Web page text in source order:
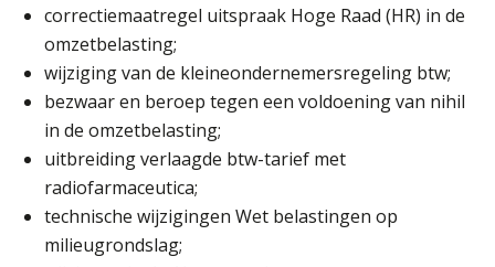
correctiemaatregel uitspraak Hoge Raad (HR) in de
omzetbelasting;
wijziging van de kleineondernemersregeling btw;
bezwaar en beroep tegen een voldoening van nihil
in de omzetbelasting;
uitbreiding verlaagde btw-tarief met
radiofarmaceutica;
technische wijzigingen Wet belastingen op
milieugrondslag;
08
SEP
Online Excel training voor de salarisadministrateur (verdieping)
MOCuitgevers
08
SEP
Tweedaagse online Excel training voor de salarisadministrateur (verdieping, specialisatie en AI)
MOCuitgevers
09
SEP
MOCuitgevers